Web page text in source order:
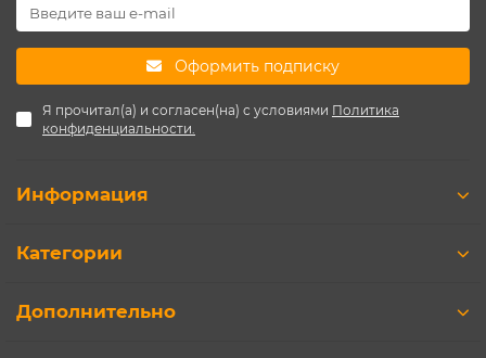
Оформить подписку
Я прочитал(а) и согласен(на) с условиями Политика
конфиденциальности.
Информация
Категории
Дополнительно